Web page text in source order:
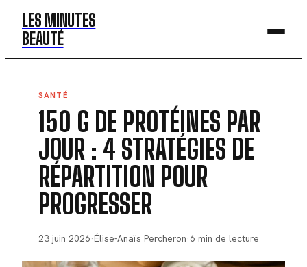
LES MINUTES
BEAUTÉ
BEAUTÉ
MODE
SANTÉ
BIEN-ÊTRE
DÉV. PERSO
SANTÉ
150 G DE PROTÉINES PAR
JOUR : 4 STRATÉGIES DE
RÉPARTITION POUR
PROGRESSER
23 juin 2026·Élise-Anaïs Percheron·6 min de lecture